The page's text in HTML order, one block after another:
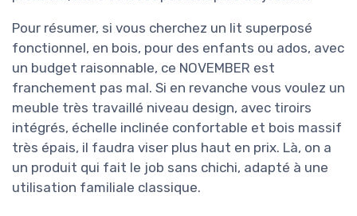
Pour résumer, si vous cherchez un lit superposé
fonctionnel, en bois, pour des enfants ou ados, avec
un budget raisonnable, ce NOVEMBER est
franchement pas mal. Si en revanche vous voulez un
meuble très travaillé niveau design, avec tiroirs
intégrés, échelle inclinée confortable et bois massif
très épais, il faudra viser plus haut en prix. Là, on a
un produit qui fait le job sans chichi, adapté à une
utilisation familiale classique.